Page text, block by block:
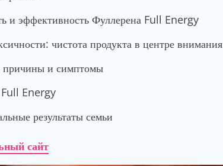
и эффективность Фуллерена Full Energy
чистота продукта в центре внимания
причины и симптомы
Energy
результаты семьи
сайт